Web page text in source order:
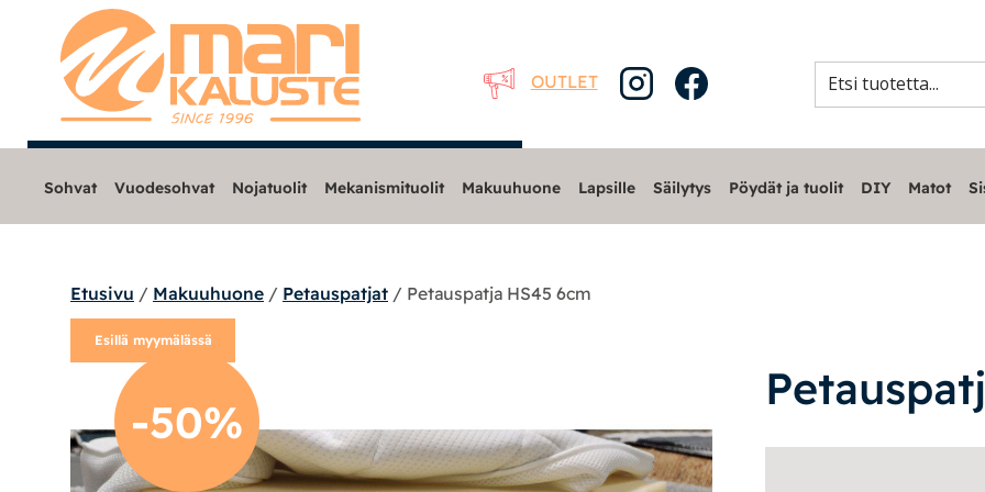
OUTLET
Sohvat
Nojatuolit
Mekanismituolit
Sohvat Vuodesohvat Nojatuolit Mekanismituolit Makuuhuone Lapsille Säilytys Pöydät ja tuolit DIY Matot
Etusivu / Makuuhuone / Petauspatjat / Petauspatja HS45 6cm
Esillä myymälässä
-50%